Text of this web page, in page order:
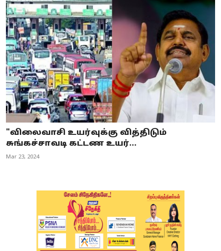
"விலைவாசி உயர்வுக்கு வித்திடும்
சுங்கச்சாவடி கட்டண உயர்...
Mar 23, 2024